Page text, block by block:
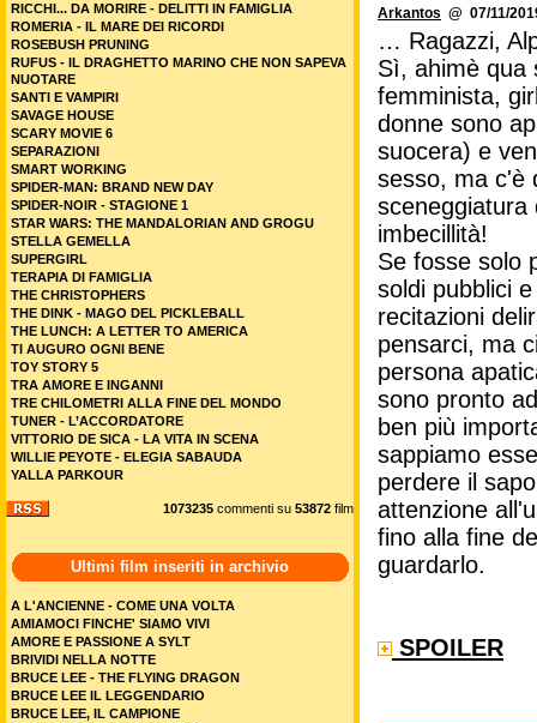
Arkantos @ 07/11/
… Ragazzi,
Sì, ahimè qua
femminista,
donne sono
suocera) e
sesso, ma c'è
sceneggiatura
imbecillità!
Se fosse solo
soldi pubblici
recitazioni
pensarci, ma
persona
sono pronto
ben più
sappiamo
perdere il
attenzione
fino alla fine
guardarlo.
SPOILER
RICCHI... DA MORIRE - DELITTI IN FAMIGLIA
ROMERIA - IL MARE DEI RICORDI
ROSEBUSH PRUNING
RUFUS - IL DRAGHETTO MARINO CHE NON SAPEVA
NUOTARE
SANTI E VAMPIRI
SAVAGE HOUSE
SCARY MOVIE 6
SEPARAZIONI
SMART WORKING
SPIDER-MAN: BRAND NEW DAY
SPIDER-NOIR - STAGIONE 1
STAR WARS: THE MANDALORIAN AND GROGU
STELLA GEMELLA
SUPERGIRL
TERAPIA DI FAMIGLIA
THE CHRISTOPHERS
THE DINK - MAGO DEL PICKLEBALL
THE LUNCH: A LETTER TO AMERICA
TI AUGURO OGNI BENE
TOY STORY 5
TRA AMORE E INGANNI
TRE CHILOMETRI ALLA FINE DEL MONDO
TUNER - L’ACCORDATORE
VITTORIO DE SICA - LA VITA IN SCENA
WILLIE PEYOTE - ELEGIA SABAUDA
YALLA PARKOUR
1073235 commenti su 53872 film
Ultimi film inseriti in archivio
A L'ANCIENNE - COME UNA VOLTA
AMIAMOCI FINCHE' SIAMO VIVI
AMORE E PASSIONE A SYLT
BRIVIDI NELLA NOTTE
BRUCE LEE - THE FLYING DRAGON
BRUCE LEE IL LEGGENDARIO
BRUCE LEE, IL CAMPIONE